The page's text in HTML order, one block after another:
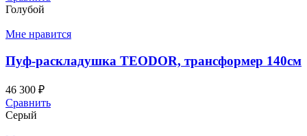
Голубой
Мне нравится
Пуф-раскладушка TEODOR, трансформер 140см
46 300 ₽
Сравнить
Серый